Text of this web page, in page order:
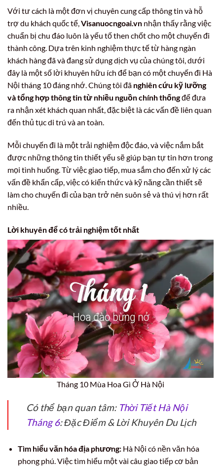
Với tư cách là một đơn vị chuyên cung cấp thông tin và hỗ
trợ du khách quốc tế,Visanuocngoai.vn nhận thấy rằng việc
chuẩn bị chu đáo luôn là yếu tố then chốt cho một chuyến đi
thành công. Dựa trên kinh nghiệm thực tế từ hàng ngàn
khách hàng đã và đang sử dụng dịch vụ của chúng tôi, dưới
đây là một số lời khuyên hữu ích để bạn có một chuyến đi Hà
Nội tháng 10 đáng nhớ. Chúng tôi đã nghiên cứu kỹ lưỡng
và tổng hợp thông tin từ nhiều nguồn chính thốngđể đưa
ra nhận xét khách quan nhất, đặc biệt là các vấn đề liên quan
đến thủ tục di trú và an toàn.
Mỗi chuyến đi là một trải nghiệm độc đáo, và việc nắm bắt
được những thông tin thiết yếu sẽ giúp bạn tự tin hơn trong
mọi tình huống. Từ việc giao tiếp, mua sắm cho đến xử lý các
vấn đề khẩn cấp, việc có kiến thức và kỹ năng cần thiết sẽ
làm cho chuyến đi của bạn trở nên suôn sẻ và thú vị hơn rất
nhiều.
Lời khuyên để có trải nghiệm tốt nhất
Tháng 10 Mùa Hoa Gì Ở Hà Nội
Có thể bạn quan tâm: Thời Tiết Hà Nội
Tháng 6: Đặc Điểm & Lời Khuyên Du Lịch
Tìm hiểu văn hóa địa phương:Hà Nội có nền văn hóa
phong phú. Việc tìm hiểu một vài câu giao tiếp cơ bản